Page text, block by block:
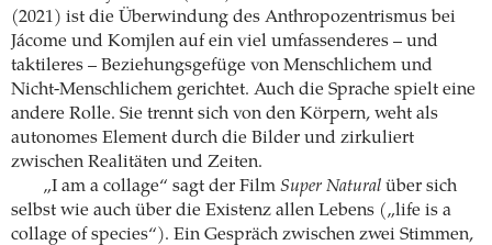
(2021) ist die Überwindung des Anthropozentrismus bei
Jácome und Komjlen auf ein viel umfassenderes – und
taktileres – Beziehungsgefüge von Menschlichem und
Nicht-Menschlichem gerichtet. Auch die Sprache spielt eine
andere Rolle. Sie trennt sich von den Körpern, weht als
autonomes Element durch die Bilder und zirkuliert
zwischen Realitäten und Zeiten.
„I am a collage“ sagt der Film Super Naturalüber sich
selbst wie auch über die Existenz allen Lebens („life is a
collage of species“). Ein Gespräch zwischen zwei Stimmen,